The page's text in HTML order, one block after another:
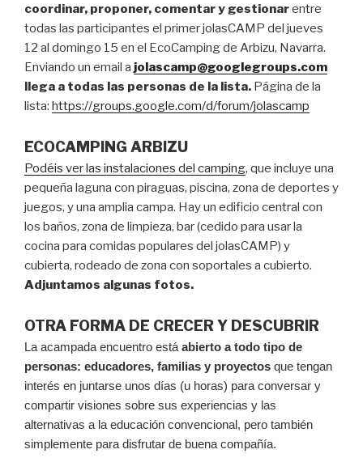
coordinar, proponer, comentar y gestionarentre
todas las participantes el primer jolasCAMP del jueves
12 al domingo 15 en el EcoCamping de Arbizu, Navarra.
Enviando un email a jolascamp@googlegroups.com
llega a todas las personas de la lista. Página de la
lista: https://groups.google.com/d/forum/jolascamp
ECOCAMPING ARBIZU
Podéis ver las instalaciones del camping, que incluye una
pequeña laguna con piraguas, piscina, zona de deportes y
juegos, y una amplia campa. Hay un edificio central con
los baños, zona de limpieza, bar (cedido para usar la
cocina para comidas populares del jolasCAMP) y
cubierta, rodeado de zona con soportales a cubierto.
Adjuntamos algunas fotos.
OTRA FORMA DE CRECER Y DESCUBRIR
La acampada encuentro está abierto a todo tipo de
personas: educadores, familias y proyectos que tengan
interés en juntarse unos días (u horas) para conversar y
compartir visiones sobre sus experiencias y las
alternativas a la educación convencional, pero también
simplemente para disfrutar de buena compañía.